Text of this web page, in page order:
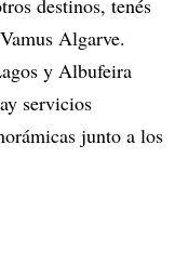
destinos, tenés
Algarve.
y Albufeira
servicios
junto a los